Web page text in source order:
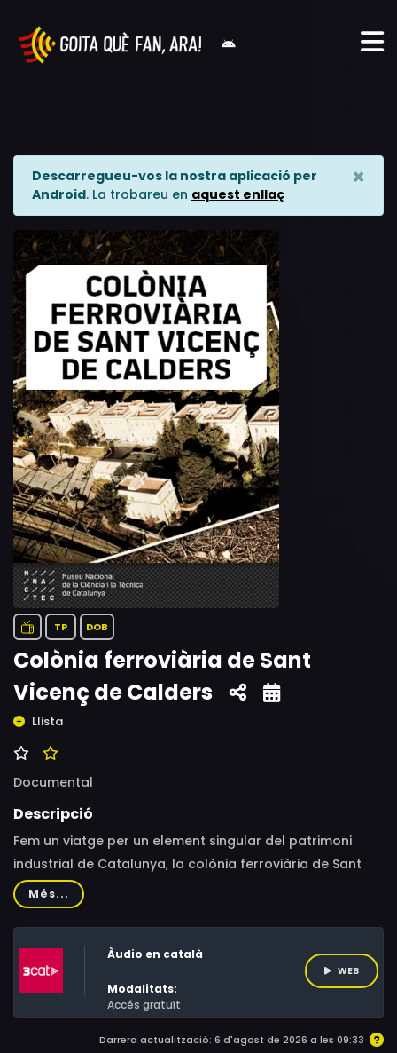
Descarregueu-vos la nostra aplicació per
Android. La trobareu en aquest enllaç
×
TP DOB
Colònia ferroviària de Sant
Vicenç de Calders
Llista
Documental
Descripció
Fem un viatge per un element singular del patrimoni
industrial de Catalunya, la colònia ferroviària de Sant
Vicenç de Calders. Es tracta de l'única colònia
ferroviària d'aquestes característiques al nostre país,
amb pavellons d'habitatges per als treballadors i
serveis comunitaris. Vídeo produït per al Canal
MNACTEC del Museu Nacional de la Ciència i la Tècnica
Més...
Àudio en català
Modalitats:
Accés gratuït
WEB
Darrera actualització: 6 d'agost de 2026 a les 09:33